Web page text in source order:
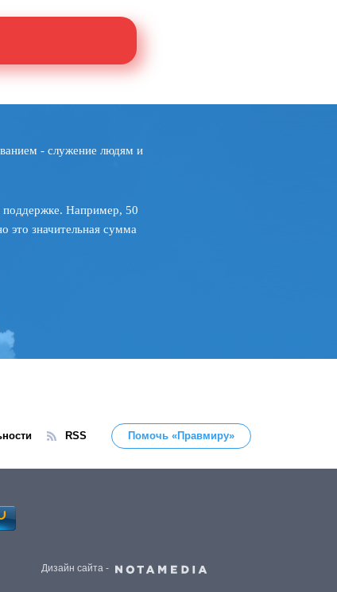
- служение людям и
поддержке. Например, 50
это значительная сумма
RSS Помочь «Правмиру»
Дизайн сайта -